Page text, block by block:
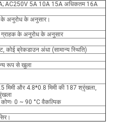
AC250V 5A 10A 15A अधिकतम 16A
के अनुरोध के अनुसार।
के अनुरोध के अनुसार
ब्रेकडाउन अंधा (सामान्य स्थिति)
रूप से खुला
मिमी और 4.8*0.8 मिमी की 187 श्रृंखला,
कोणः 0 ~ 90 °C वैकल्पिक